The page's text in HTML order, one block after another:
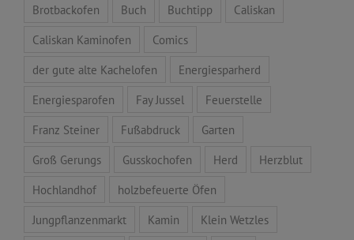
Brotbackofen
Buch Buchtipp
Caliskan
Caliskan Kaminofen
Comics
der gute alte Kachelofen
Energiesparherd
Energiesparofen
Fay Jussel
Feuerstelle
Franz Steiner
Fußabdruck
Garten
Groß Gerungs
Gusskochofen Herd
Herzblut
Hochlandhof
holzbefeuerte Öfen
Jungpflanzenmarkt
Kamin
Klein Wetzles